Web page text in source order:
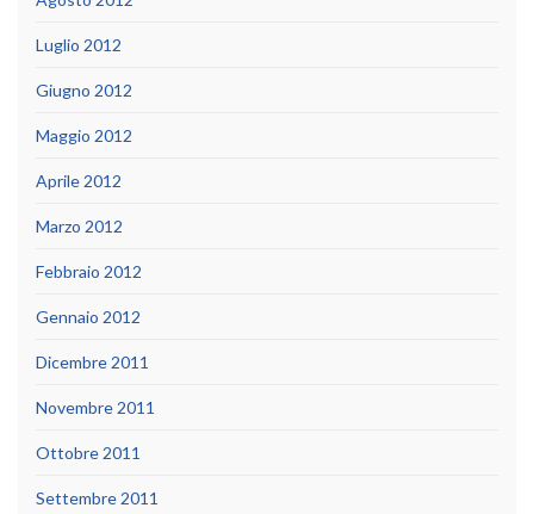
Luglio 2012
Giugno 2012
Maggio 2012
Aprile 2012
Marzo 2012
Febbraio 2012
Gennaio 2012
Dicembre 2011
Novembre 2011
Ottobre 2011
Settembre 2011